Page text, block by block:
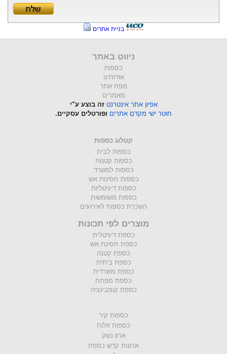
בניית אתרים
ניווט באתר
כספות
אודותינו
מפת אתר
מאמרים
אפיון אתר אינטרנט זה בוצע ע"י
חוטר ישי מקדם אתרים ופורטלים עסקיים.
קטלוג כספות
כספות לבית
כספות קטנות
כספות למשרד
כספות חסינות אש
כספות דיגיטליות
כספות משומשות
השכרת כספות לאירועים
מוצרים לפי תכונות
כספת דיגיטלית
כספת חסינת אש
כספת קטנה
כספת ביתית
כספת משרדית
כספת מפתח
כספת קומבינציה
כספות קיר
כספות זולות
ארון נשק
ארונות קדש כספת